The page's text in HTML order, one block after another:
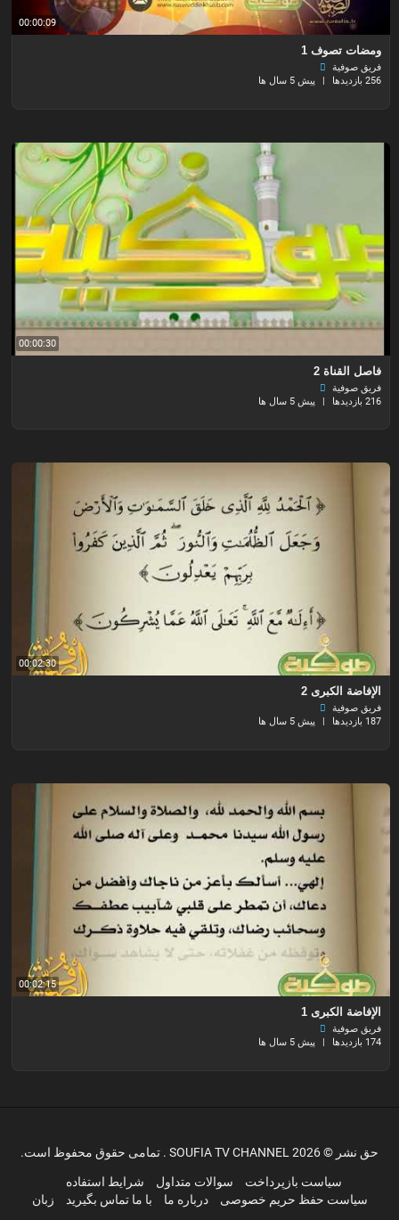
00:00:09
ومضات تصوف 1
فريق صوفية
256 بازدیدها
| پیش 5 سال ها
00:00:30
فاصل القناة 2
فريق صوفية
216 بازدیدها
| پیش 5 سال ها
00:02:30
الإفاضة الكبرى 2
فريق صوفية
187 بازدیدها
| پیش 5 سال ها
00:02:15
الإفاضة الكبرى 1
فريق صوفية
174 بازدیدها
| پیش 5 سال ها
حق نشر © 2026 SOUFIA TV CHANNEL . تمامی حقوق محفوظ است.
سیاست بازپرداخت سوالات متداول
شرایط استفاده
سیاست حفظ حریم خصوصی
درباره ما با ما تماس بگیرید زبان